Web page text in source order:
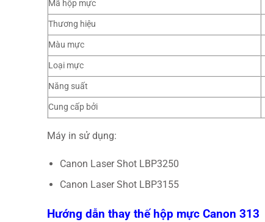
Mã hộp mực
Thương hiệu
Màu mực
Loại mực
Năng suất
Cung cấp bởi
Máy in sử dụng:
Canon Laser Shot LBP3250
Canon Laser Shot LBP3155
Hướng dẫn thay thế hộp mực Canon 313